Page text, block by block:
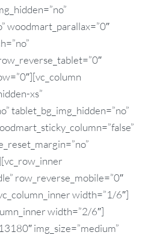
woodmart_parallax=”0″
xs”
tablet_bg_img_hidden=”no”
row_reverse_mobile=”0″
width=”1/6″]
width=”2/6″]
img_size=”medium”